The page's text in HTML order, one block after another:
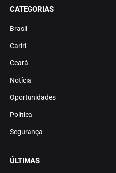
CATEGORIAS
Brasil
Cariri
Ceará
Notícia
Oportunidades
Política
Segurança
ÚLTIMAS